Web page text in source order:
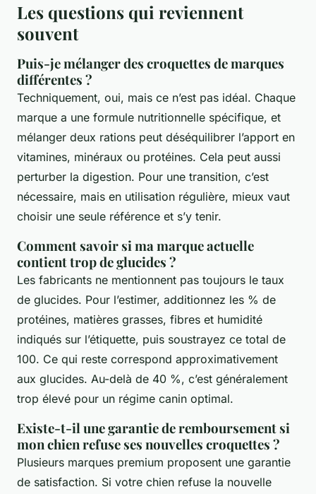
Les questions qui reviennent
souvent
Puis-je mélanger des croquettes de marques
différentes ?
Techniquement, oui, mais ce n’est pas idéal. Chaque
marque a une formule nutritionnelle spécifique, et
mélanger deux rations peut déséquilibrer l’apport en
vitamines, minéraux ou protéines. Cela peut aussi
perturber la digestion. Pour une transition, c’est
nécessaire, mais en utilisation régulière, mieux vaut
choisir une seule référence et s’y tenir.
Comment savoir si ma marque actuelle
contient trop de glucides ?
Les fabricants ne mentionnent pas toujours le taux
de glucides. Pour l’estimer, additionnez les % de
protéines, matières grasses, fibres et humidité
indiqués sur l’étiquette, puis soustrayez ce total de
100. Ce qui reste correspond approximativement
aux glucides. Au-delà de 40 %, c’est généralement
trop élevé pour un régime canin optimal.
Existe-t-il une garantie de remboursement si
mon chien refuse ses nouvelles croquettes ?
Plusieurs marques premium proposent une garantie
de satisfaction. Si votre chien refuse la nouvelle